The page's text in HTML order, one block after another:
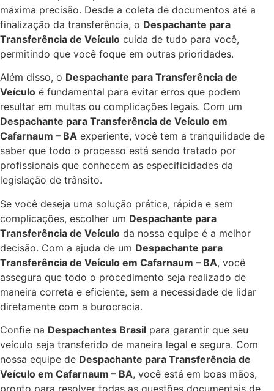
máxima precisão. Desde a coleta de documentos até a
finalização da transferência, o Despachante para
Transferência de Veículo cuida de tudo para você,
permitindo que você foque em outras prioridades.
Além disso, o Despachante para Transferência de
Veículo é fundamental para evitar erros que podem
resultar em multas ou complicações legais. Com um
Despachante para Transferência de Veículo em
Cafarnaum – BA experiente, você tem a tranquilidade de
saber que todo o processo está sendo tratado por
profissionais que conhecem as especificidades da
legislação de trânsito.
Se você deseja uma solução prática, rápida e sem
complicações, escolher um Despachante para
Transferência de Veículo da nossa equipe é a melhor
decisão. Com a ajuda de um Despachante para
Transferência de Veículo em Cafarnaum – BA, você
assegura que todo o procedimento seja realizado de
maneira correta e eficiente, sem a necessidade de lidar
diretamente com a burocracia.
Confie na Despachantes Brasil para garantir que seu
veículo seja transferido de maneira legal e segura. Com
nossa equipe de Despachante para Transferência de
Veículo em Cafarnaum – BA, você está em boas mãos,
pronto para resolver todas as questões documentais de